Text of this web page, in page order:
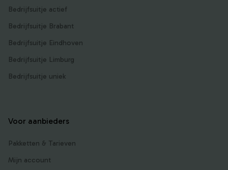
Bedrijfsuitje actief
Bedrijfsuitje Brabant
Bedrijfsuitje Eindhoven
Bedrijfsuitje Limburg
Bedrijfsuitje uniek
Voor aanbieders
Pakketten & Tarieven
Mijn account